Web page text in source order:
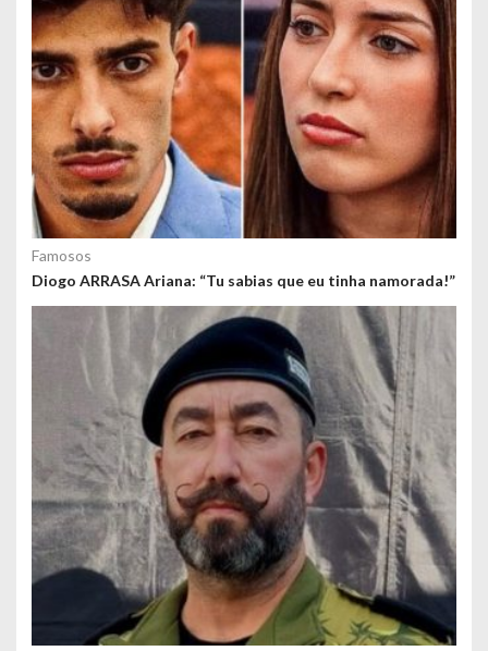
d
o
s
Famosos
Diogo ARRASA Ariana: “Tu sabias que eu tinha namorada!”